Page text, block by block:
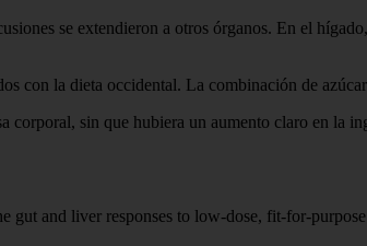
se extendieron a otros órganos. En el
con la dieta occidental. La combinación de
corporal, sin que hubiera un aumento claro en la
gut and liver responses to low-dose, fit-for-